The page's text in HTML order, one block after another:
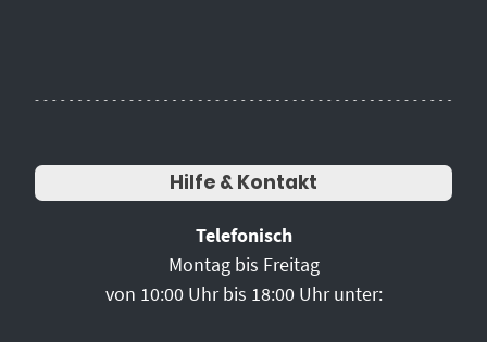
Hilfe & Kontakt
Telefonisch
Montag bis Freitag
von 10:00 Uhr bis 18:00 Uhr unter: